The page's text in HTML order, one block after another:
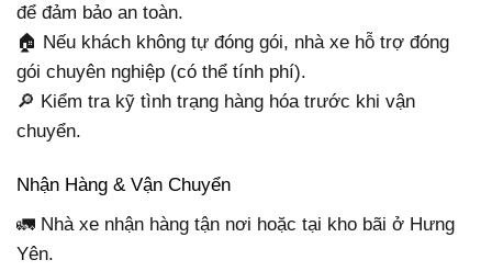
để đảm bảo an toàn.
🏠 Nếu khách không tự đóng gói, nhà xe hỗ trợ đóng
gói chuyên nghiệp (có thể tính phí).
🔎 Kiểm tra kỹ tình trạng hàng hóa trước khi vận
chuyển.
Nhận Hàng & Vận Chuyển
🚛 Nhà xe nhận hàng tận nơi hoặc tại kho bãi ở Hưng
Yên.